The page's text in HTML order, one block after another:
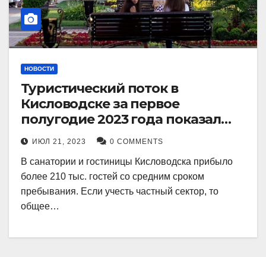
НОВОСТИ
Туристический поток в
Кисловодске за первое
полугодие 2023 года показал
рекордный рост в 21 процент.
ИЮЛ 21, 2023 0 COMMENTS
В санатории и гостиницы Кисловодска прибыло
более 210 тыс. гостей со средним сроком
пребывания. Если учесть частный сектор, то
общее…